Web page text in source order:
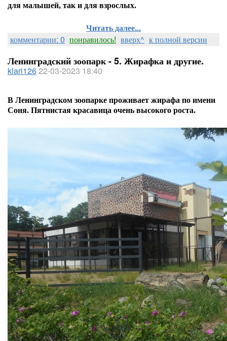
для малышей, так и для взрослых.
Читать далее...
комментарии: 0 понравилось! вверх^ к полной версии
Ленинградский зоопарк - 5. Жирафка и другие.
klari12622-03-2023 18:40
В Ленинградском зоопарке проживает жирафа по имени
Соня. Пятнистая красавица очень высокого роста.